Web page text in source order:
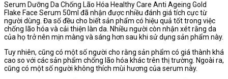
Serum Dưỡng Da Chống Lão Hóa Healthy Care Anti Ageing Gold
Flake Face Serum 50ml đã nhận được nhiều đánh giá tích cực từ
người dùng. Đa số đều cho biết sản phẩm có hiệu quả tốt trong việc
chống lão hóa và cải thiện làn da. Nhiều người còn nhận xét rằng da
của họ trở nên mịn màng và sáng hơn sau khi sử dụng sản phẩm này.
Tuy nhiên, cũng có một số người cho rằng sản phẩm có giá thành khá
cao so với các sản phẩm chống lão hóa khác trên thị trường. Ngoài ra,
cũng có một số người không thích mùi hương của serum này.